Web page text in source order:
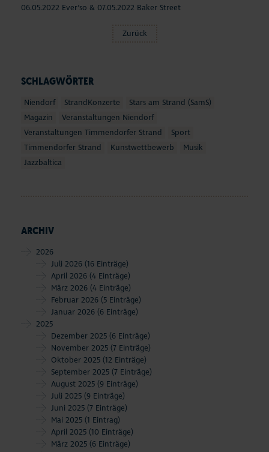
SCHLAGWÖRTER
Niendorf StrandKonzerte
Stars am Strand (SamS)
Magazin
Veranstaltungen Niendorf
Veranstaltungen Timmendorfer Strand
Sport
Timmendorfer Strand
Kunstwettbewerb
Musik
Jazzbaltica
ARCHIV
2026
Juli 2026 (16 Einträge)
April 2026 (4 Einträge)
März 2026 (4 Einträge)
Februar 2026 (5 Einträge)
Januar 2026 (6 Einträge)
2025
Dezember 2025 (6 Einträge)
November 2025 (7 Einträge)
Oktober 2025 (12 Einträge)
September 2025 (7 Einträge)
August 2025 (9 Einträge)
Juli 2025 (9 Einträge)
Juni 2025 (7 Einträge)
Mai 2025 (1 Eintrag)
April 2025 (10 Einträge)
März 2025 (6 Einträge)
06.05.2022 Ever’so & 07.05.2022 Baker Street
Zurück